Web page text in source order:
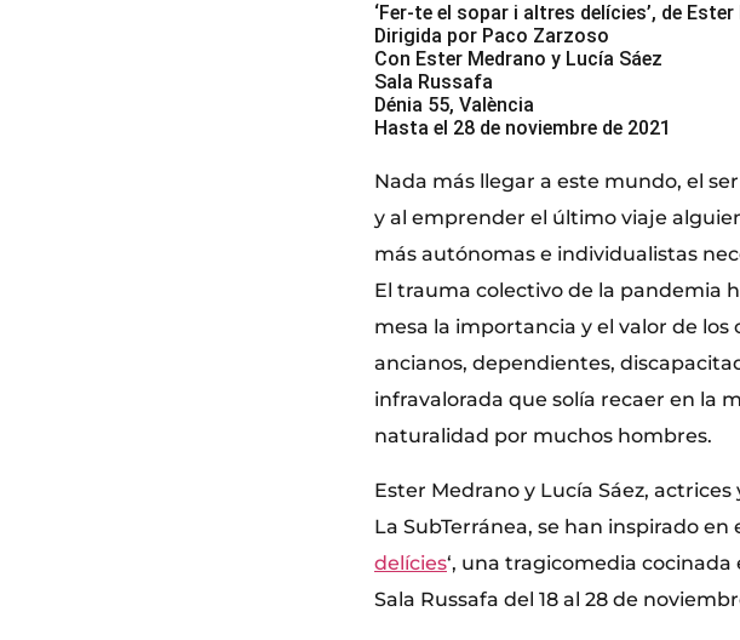
‘Fer-te el sopar i altres delícies’, de
Dirigida por Paco Zarzoso
Con Ester Medrano y Lucía Sáez
Sala Russafa
Dénia 55, València
Hasta el 28 de noviembre de 2021
Nada más llegar a este mundo, el
y al emprender el último viaje
más autónomas e individualistas
El trauma colectivo de la pandemia
mesa la importancia y el valor de
ancianos, dependientes,
infravalorada que solía recaer en la
naturalidad por muchos hombres.
Ester Medrano y Lucía Sáez,
La SubTerránea, se han inspirado
delícies‘, una tragicomedia cocinada
Sala Russafa del 18 al 28 de